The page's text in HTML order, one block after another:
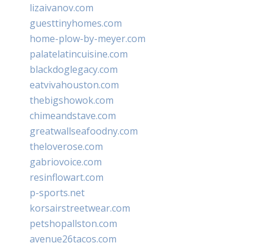
lizaivanov.com
guesttinyhomes.com
home-plow-by-meyer.com
palatelatincuisine.com
blackdoglegacy.com
eatvivahouston.com
thebigshowok.com
chimeandstave.com
greatwallseafoodny.com
theloverose.com
gabriovoice.com
resinflowart.com
p-sports.net
korsairstreetwear.com
petshopallston.com
avenue26tacos.com